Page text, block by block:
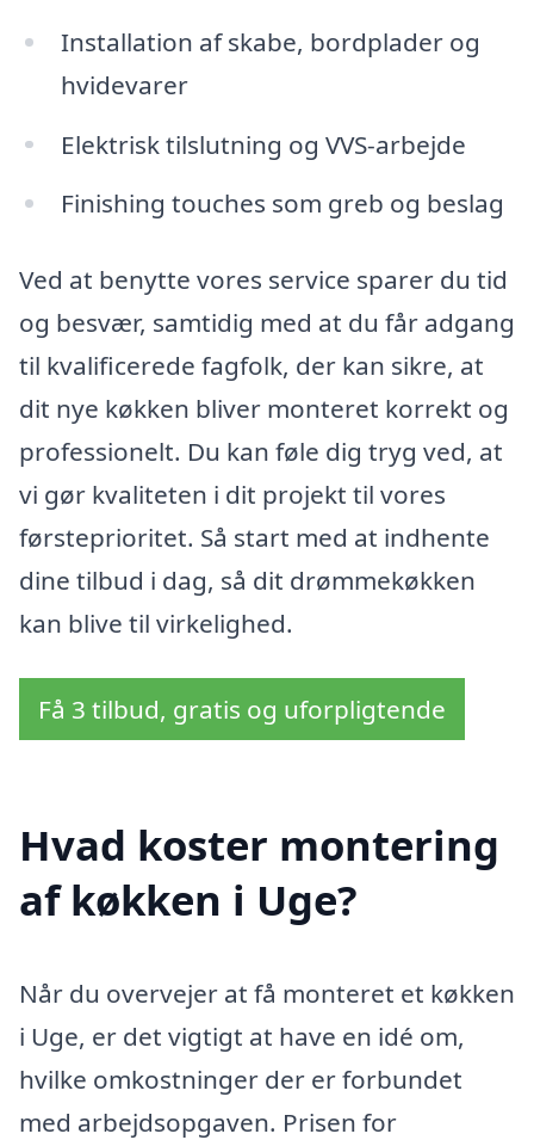
Installation af skabe, bordplader og
hvidevarer
Elektrisk tilslutning og VVS-arbejde
Finishing touches som greb og beslag
Ved at benytte vores service sparer du tid
og besvær, samtidig med at du får adgang
til kvalificerede fagfolk, der kan sikre, at
dit nye køkken bliver monteret korrekt og
professionelt. Du kan føle dig tryg ved, at
vi gør kvaliteten i dit projekt til vores
førsteprioritet. Så start med at indhente
dine tilbud i dag, så dit drømmekøkken
kan blive til virkelighed.
Få 3 tilbud, gratis og uforpligtende
Hvad koster montering
af køkken i Uge?
Når du overvejer at få monteret et køkken
i Uge, er det vigtigt at have en idé om,
hvilke omkostninger der er forbundet
med arbejdsopgaven. Prisen for